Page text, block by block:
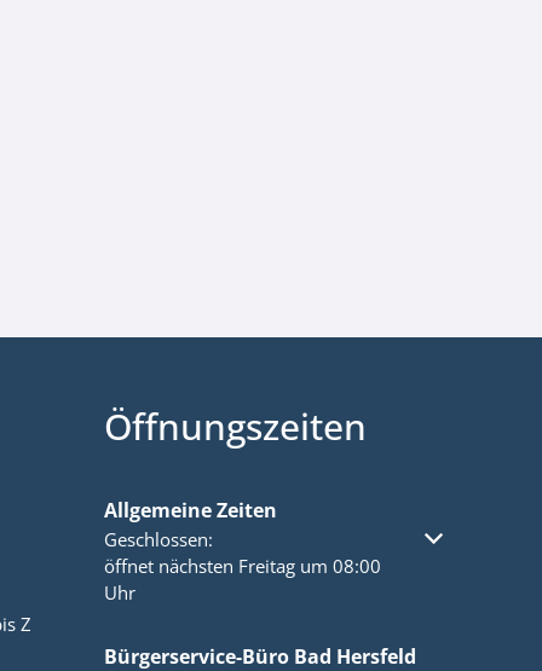
Z
Öffnungszeiten
Allgemeine Zeiten
Klicken, um weitere Öffnungs- oder Schließzeiten
Geschlossen:
öffnet nächsten Freitag um 08:00
Uhr
Bürgerservice-Büro Bad Hersfeld